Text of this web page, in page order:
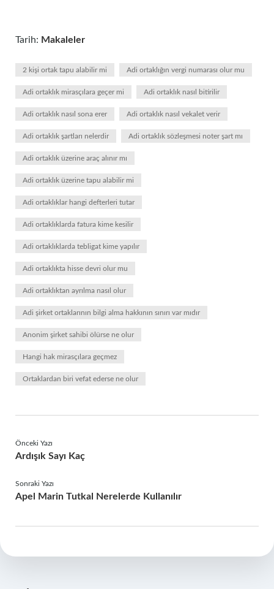
Tarih: Makaleler
2 kişi ortak tapu alabilir mi Adi ortaklığın vergi numarası olur mu
Adi ortaklık mirasçılara geçer mi Adi ortaklık nasıl bitirilir
Adi ortaklık nasıl sona erer Adi ortaklık nasıl vekalet verir
Adi ortaklık şartları nelerdir Adi ortaklık sözleşmesi noter şart mı
Adi ortaklık üzerine araç alınır mı
Adi ortaklık üzerine tapu alabilir mi
Adi ortaklıklar hangi defterleri tutar
Adi ortaklıklarda fatura kime kesilir
Adi ortaklıklarda tebligat kime yapılır
Adi ortaklıkta hisse devri olur mu
Adi ortaklıktan ayrılma nasıl olur
Adi şirket ortaklarının bilgi alma hakkının sınırı var mıdır
Anonim şirket sahibi ölürse ne olur
Hangi hak mirasçılara geçmez
Ortaklardan biri vefat ederse ne olur
Önceki Yazı
Ardışık Sayı Kaç
Sonraki Yazı
Apel Marin Tutkal Nerelerde Kullanılır